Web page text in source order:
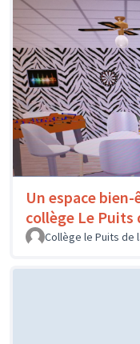
Un espace
collège Le Puits
Collège le Puits de